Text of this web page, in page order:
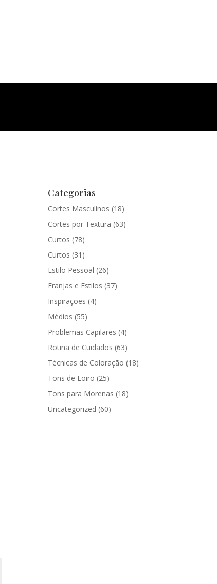
Categorias
Cortes Masculinos (18)
Cortes por Textura (63)
Curtos (78)
Curtos (31)
Estilo Pessoal (26)
Franjas e Estilos (37)
Inspirações (4)
Médios (55)
Problemas Capilares (4)
Rotina de Cuidados (63)
Técnicas de Coloração (18)
Tons de Loiro (25)
Tons para Morenas (18)
Uncategorized (60)